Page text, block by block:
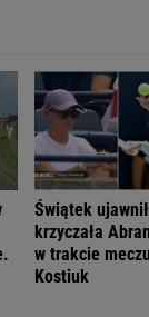
Świątek
krzyczała
w trakcie
Kostiuk